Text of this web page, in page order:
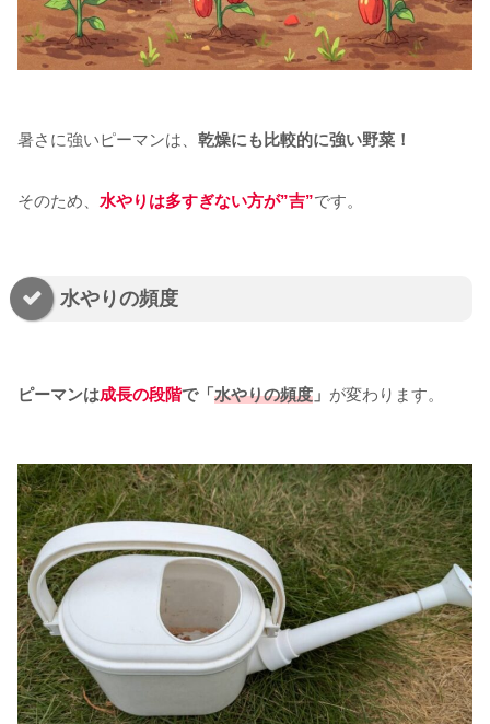
暑さに強いピーマンは、 乾燥にも比較的に強い野菜！
そのため、 水やりは多すぎない方が”吉”です。
水やりの頻度
ピーマンは成長の段階で「水やりの頻度 」 が変わります。